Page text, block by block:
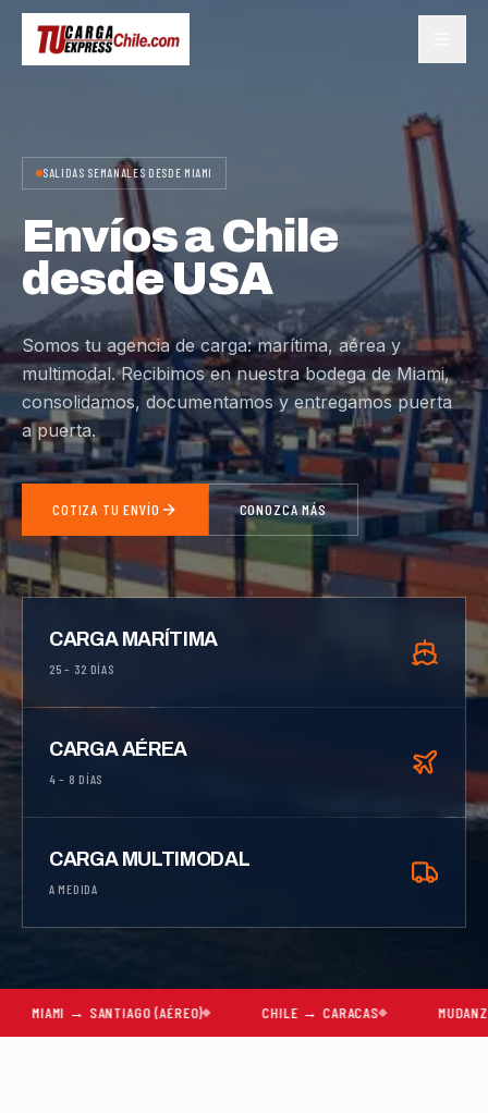
SALIDAS SEMANALES DESDE MIAMI
Envíos a Chile
desde USA
Somos tu agencia de carga: marítima, aérea y
multimodal. Recibimos en nuestra bodega de Miami,
consolidamos, documentamos y entregamos puerta
a puerta.
COTIZA TU ENVÍO CONOZCA MÁS
CARGA MARÍTIMA
25 – 32 DÍAS
CARGA AÉREA
4 – 8 DÍAS
CARGA MULTIMODAL
A MEDIDA
→ SANTIAGO (AÉREO) CHILE → CARACAS MUDANZAS